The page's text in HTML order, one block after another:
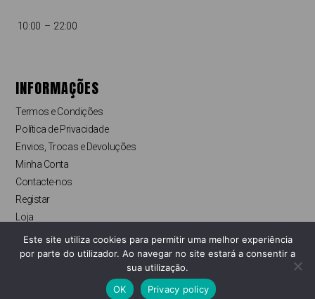
10:00 – 22:00
INFORMAÇÕES
Termos e Condições
Política de Privacidade
Envios, Trocas e Devoluções
Minha Conta
Contacte-nos
Registar
Loja
Finalizar compras
Livro de Reclamações Online
Copyright © Pyapy Store 2022. Todos os direitos reservados.
Este site utiliza cookies para permitir uma melhor experiência
por parte do utilizador. Ao navegar no site estará a consentir a
sua utilização.
OK
Privacy policy